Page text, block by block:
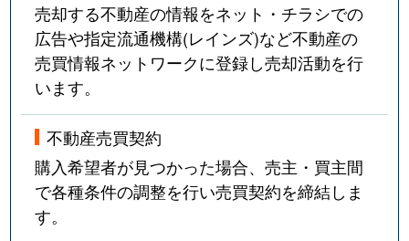
売却する不動産の情報をネット・チラシでの
広告や指定流通機構(レインズ)など不動産の
売買情報ネットワークに登録し売却活動を行
います。
不動産売買契約
購入希望者が見つかった場合、売主・買主間
で各種条件の調整を行い売買契約を締結しま
す。